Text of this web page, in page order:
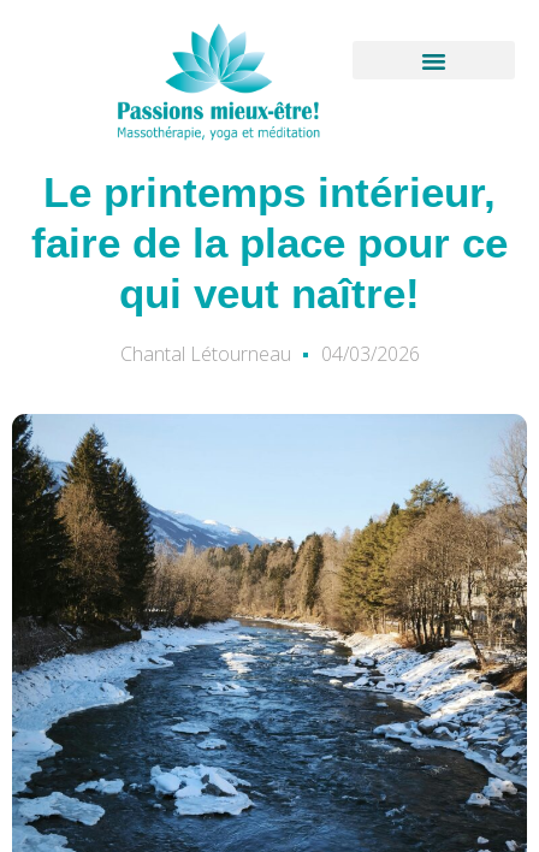
Le printemps intérieur,
faire de la place pour ce
qui veut naître!
Chantal Létourneau 04/03/2026